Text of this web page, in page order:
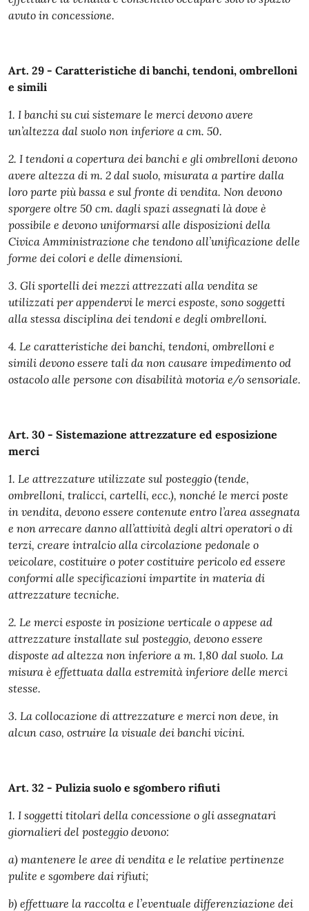
avuto in concessione.
Art. 29 - Caratteristiche di banchi, tendoni, ombrelloni
e simili
1. I banchi su cui sistemare le merci devono avere
un’altezza dal suolo non inferiore a cm. 50.
2. I tendoni a copertura dei banchi e gli ombrelloni devono
avere altezza di m. 2 dal suolo, misurata a partire dalla
loro parte più bassa e sul fronte di vendita. Non devono
sporgere oltre 50 cm. dagli spazi assegnati là dove è
possibile e devono uniformarsi alle disposizioni della
Civica Amministrazione che tendono all’unificazione delle
forme dei colori e delle dimensioni.
3. Gli sportelli dei mezzi attrezzati alla vendita se
utilizzati per appendervi le merci esposte, sono soggetti
alla stessa disciplina dei tendoni e degli ombrelloni.
4. Le caratteristiche dei banchi, tendoni, ombrelloni e
simili devono essere tali da non causare impedimento od
ostacolo alle persone con disabilità motoria e/o sensoriale.
Art. 30 - Sistemazione attrezzature ed esposizione
merci
1. Le attrezzature utilizzate sul posteggio (tende,
ombrelloni, tralicci, cartelli, ecc.), nonché le merci poste
in vendita, devono essere contenute entro l’area assegnata
e non arrecare danno all’attività degli altri operatori o di
terzi, creare intralcio alla circolazione pedonale o
veicolare, costituire o poter costituire pericolo ed essere
conformi alle specificazioni impartite in materia di
attrezzature tecniche.
2. Le merci esposte in posizione verticale o appese ad
attrezzature installate sul posteggio, devono essere
disposte ad altezza non inferiore a m. 1,80 dal suolo. La
misura è effettuata dalla estremità inferiore delle merci
stesse.
3. La collocazione di attrezzature e merci non deve, in
alcun caso, ostruire la visuale dei banchi vicini.
Art. 32 - Pulizia suolo e sgombero rifiuti
1. I soggetti titolari della concessione o gli assegnatari
giornalieri del posteggio devono:
a) mantenere le aree di vendita e le relative pertinenze
pulite e sgombere dai rifiuti;
b) effettuare la raccolta e l’eventuale differenziazione dei